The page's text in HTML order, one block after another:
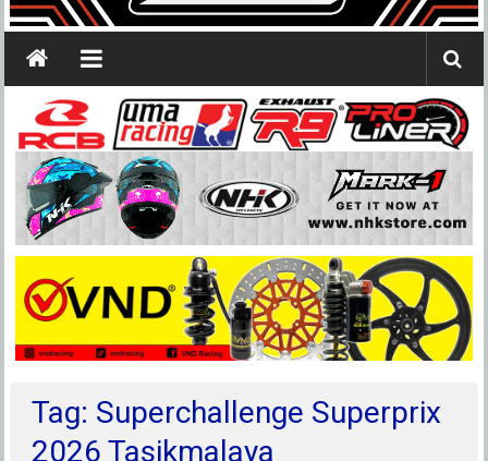
Tag: Superchallenge Superprix
2026 Tasikmalaya